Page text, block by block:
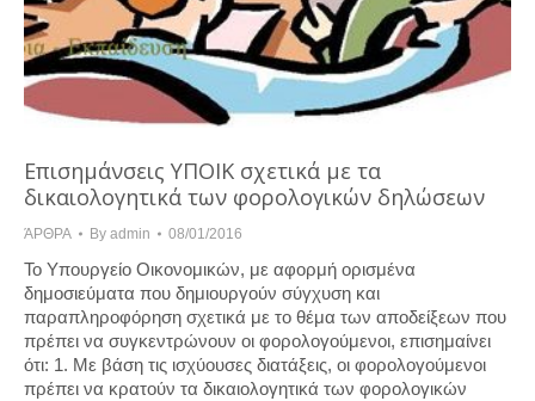
Επισημάνσεις ΥΠΟΙΚ σχετικά με τα
δικαιολογητικά των φορολογικών δηλώσεων
ΆΡΘΡΑ By admin 08/01/2016
Το Υπουργείο Οικονομικών, με αφορμή ορισμένα
δημοσιεύματα που δημιουργούν σύγχυση και
παραπληροφόρηση σχετικά με το θέμα των αποδείξεων που
πρέπει να συγκεντρώνουν οι φορολογούμενοι, επισημαίνει
ότι: 1. Με βάση τις ισχύουσες διατάξεις, οι φορολογούμενοι
πρέπει να κρατούν τα δικαιολογητικά των φορολογικών